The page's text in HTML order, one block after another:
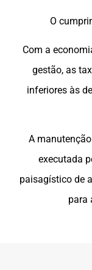
O
Com a
gestão, as
inferiores às
A
executada
paisagístico de
para